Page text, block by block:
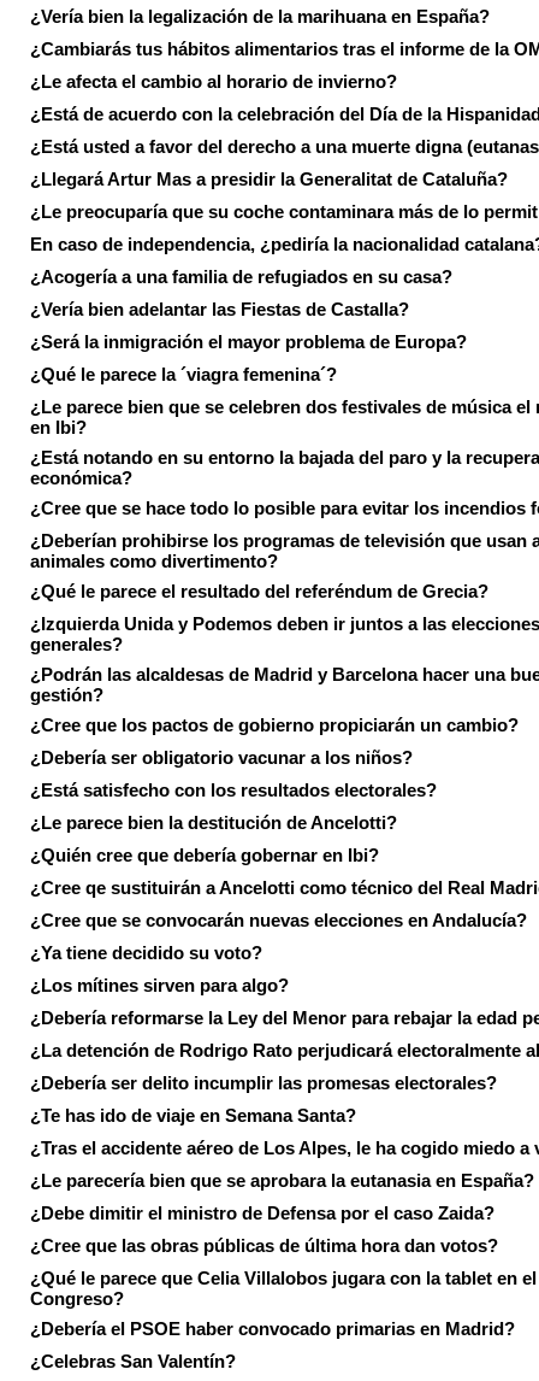
¿Vería bien la legalización de la marihuana en España?
¿Cambiarás tus hábitos alimentarios tras el informe de la
¿Le afecta el cambio al horario de invierno?
¿Está de acuerdo con la celebración del Día de la
¿Está usted a favor del derecho a una muerte digna
¿Llegará Artur Mas a presidir la Generalitat de Cataluña?
¿Le preocuparía que su coche contaminara más de lo
En caso de independencia, ¿pediría la nacionalidad
¿Acogería a una familia de refugiados en su casa?
¿Vería bien adelantar las Fiestas de Castalla?
¿Será la inmigración el mayor problema de Europa?
¿Qué le parece la ´viagra femenina´?
¿Le parece bien que se celebren dos festivales de música el
en Ibi?
¿Está notando en su entorno la bajada del paro y la
económica?
¿Cree que se hace todo lo posible para evitar los incendios
¿Deberían prohibirse los programas de televisión que usan
animales como divertimento?
¿Qué le parece el resultado del referéndum de Grecia?
¿Izquierda Unida y Podemos deben ir juntos a las elecciones
generales?
¿Podrán las alcaldesas de Madrid y Barcelona hacer una
gestión?
¿Cree que los pactos de gobierno propiciarán un cambio?
¿Debería ser obligatorio vacunar a los niños?
¿Está satisfecho con los resultados electorales?
¿Le parece bien la destitución de Ancelotti?
¿Quién cree que debería gobernar en Ibi?
¿Cree qe sustituirán a Ancelotti como técnico del Real
¿Cree que se convocarán nuevas elecciones en Andalucía?
¿Ya tiene decidido su voto?
¿Los mítines sirven para algo?
¿Debería reformarse la Ley del Menor para rebajar la edad
¿La detención de Rodrigo Rato perjudicará electoralmente
¿Debería ser delito incumplir las promesas electorales?
¿Te has ido de viaje en Semana Santa?
¿Tras el accidente aéreo de Los Alpes, le ha cogido miedo a
¿Le parecería bien que se aprobara la eutanasia en España?
¿Debe dimitir el ministro de Defensa por el caso Zaida?
¿Cree que las obras públicas de última hora dan votos?
¿Qué le parece que Celia Villalobos jugara con la tablet en el
Congreso?
¿Debería el PSOE haber convocado primarias en Madrid?
¿Celebras San Valentín?